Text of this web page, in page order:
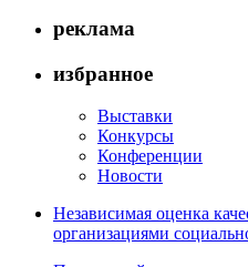
реклама
избранное
Выставки
Конкурсы
Конференции
Новости
Независимая оценка
организациями